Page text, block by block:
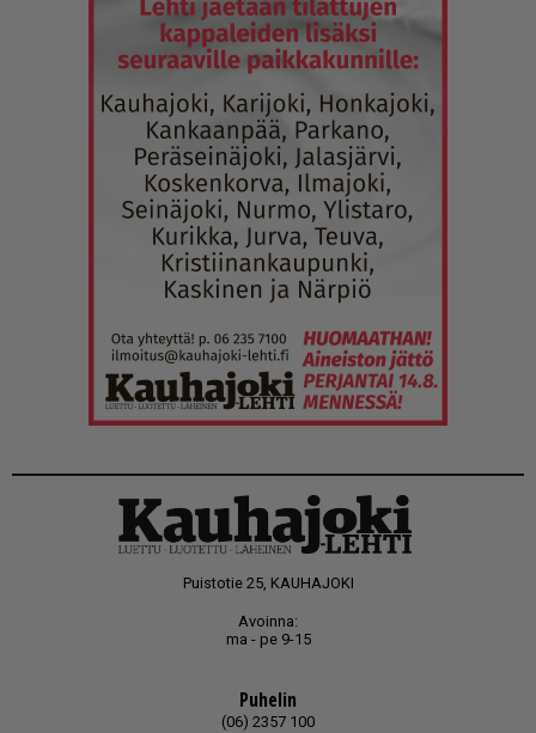
Puistotie 25, KAUHAJOKI
Avoinna:
ma - pe 9-15
Puhelin
(06) 2357 100